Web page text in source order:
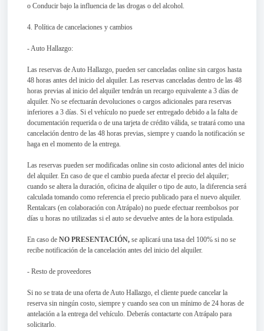
o Conducir bajo la influencia de las drogas o del alcohol.
4. Política de cancelaciones y cambios
- Auto Hallazgo:
Las reservas de Auto Hallazgo, pueden ser canceladas online sin cargos hasta
48 horas antes del inicio del alquiler. Las reservas canceladas dentro de las 48
horas previas al inicio del alquiler tendrán un recargo equivalente a 3 días de
alquiler. No se efectuarán devoluciones o cargos adicionales para reservas
inferiores a 3 días. Si el vehículo no puede ser entregado debido a la falta de
documentación requerida o de una tarjeta de crédito válida, se tratará como una
cancelación dentro de las 48 horas previas, siempre y cuando la notificación se
haga en el momento de la entrega.
Las reservas pueden ser modificadas online sin costo adicional antes del inicio
del alquiler. En caso de que el cambio pueda afectar el precio del alquiler;
cuando se altera la duración, oficina de alquiler o tipo de auto, la diferencia será
calculada tomando como referencia el precio publicado para el nuevo alquiler.
Rentalcars (en colaboración con Atrápalo) no puede efectuar reembolsos por
días u horas no utilizadas si el auto se devuelve antes de la hora estipulada.
En caso deNO PRESENTACIÓN, se aplicará una tasa del 100% si no se
recibe notificación de la cancelación antes del inicio del alquiler.
- Resto de proveedores
Si no se trata de una oferta de Auto Hallazgo, el cliente puede cancelar la
reserva sin ningún costo, siempre y cuando sea con un mínimo de 24 horas de
antelación a la entrega del vehículo. Deberás contactarte con Atrápalo para
solicitarlo.